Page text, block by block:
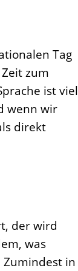
Tag
zum
ist viel
wenn wir
direkt
der wird
was
in